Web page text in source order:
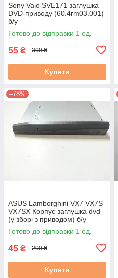
Sony Vaio SVE171 заглушка
DVD-приводу (60.4rm03.001)
б/у
Готово до відправки 1 од.
55 ₴ 300 ₴
Купити
–78%
ASUS Lamborghini VX7 VX7S
VX7SX Корпус заглушка dvd
(у зборі з приводом) б/у
Готово до відправки 1 од.
45 ₴ 200 ₴
Купити